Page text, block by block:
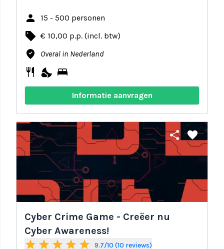
person 15 - 500 personen
local_offer € 10,00 p.p. (incl. btw)
where_to_vote Overal in Nederland
restaurant nights_stay bed
Informatie aanvragen
share favorite
Cyber Crime Game - Creëer nu
Cyber Awareness!
star star star star star 9.7/10 (10 reviews)